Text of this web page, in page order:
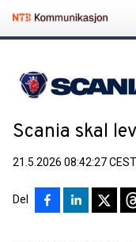
Scania skal
21.5.2026 08:42:27 CEST
Del